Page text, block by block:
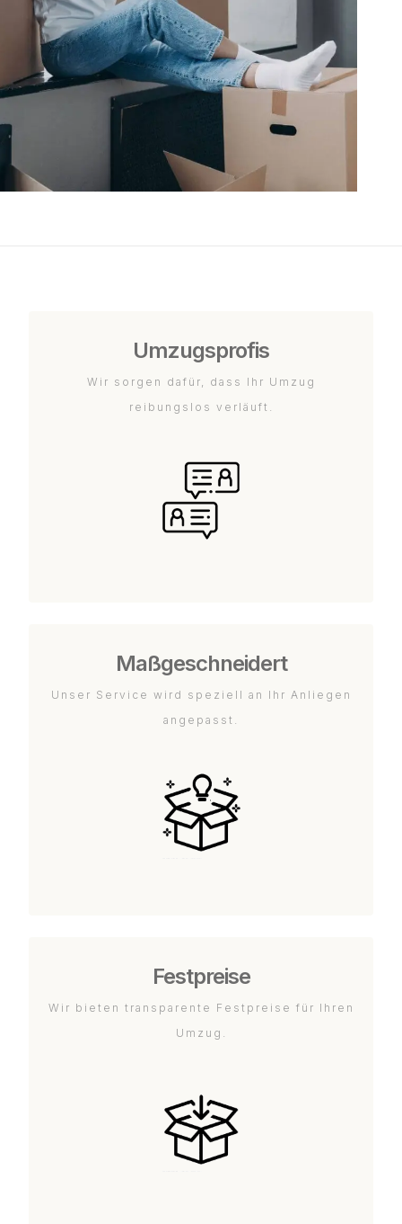
Umzugsprofis
Wir sorgen dafür, dass Ihr Umzug
reibungslos verläuft.
Maßgeschneidert
Unser Service wird speziell an Ihr Anliegen
angepasst.
Festpreise
Wir bieten transparente Festpreise für Ihren
Umzug.